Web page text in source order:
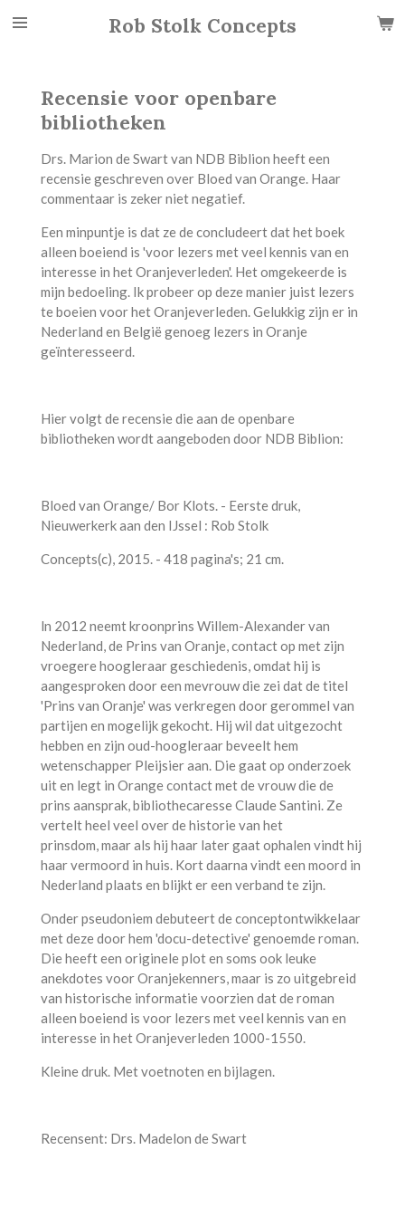
Ga
hoofdinhoud
Rob Stolk Concepts
Recensie voor openbare
bibliotheken
Drs. Marion de Swart van NDB Biblion heeft een
recensie geschreven over Bloed van Orange. Haar
commentaar is zeker niet negatief.
Een minpuntje is dat ze de concludeert dat het boek
alleen boeiend is 'voor lezers met veel kennis van en
interesse in het Oranjeverleden'. Het omgekeerde is
mijn bedoeling. Ik probeer op deze manier juist lezers
te boeien voor het Oranjeverleden. Gelukkig zijn er in
Nederland en België genoeg lezers in Oranje
geïnteresseerd.
Hier volgt de recensie die aan de openbare
bibliotheken wordt aangeboden door NDB Biblion:
Bloed van Orange/ Bor Klots. - Eerste druk,
Nieuwerkerk aan den IJssel : Rob Stolk
Concepts(c), 2015. - 418 pagina's; 21 cm.
ln 2012 neemt kroonprins Willem-Alexander van
Nederland, de Prins van Oranje, contact op met zijn
vroegere hoogleraar geschiedenis, omdat hij is
aangesproken door een mevrouw die zei dat de titel
'Prins van Oranje' was verkregen door gerommel van
partijen en mogelijk gekocht. Hij wil dat uitgezocht
hebben en zijn oud-hoogleraar beveelt hem
wetenschapper Pleijsier aan. Die gaat op onderzoek
uit en legt in Orange contact met de vrouw die de
prins aansprak, bibliothecaresse Claude Santini. Ze
vertelt heel veel over de historie van het
prinsdom, maar als hij haar later gaat ophalen vindt hij
haar vermoord in huis. Kort daarna vindt een moord in
Nederland plaats en blijkt er een verband te zijn.
Onder pseudoniem debuteert de conceptontwikkelaar
met deze door hem 'docu-detective' genoemde roman.
Die heeft een originele plot en soms ook leuke
anekdotes voor Oranjekenners, maar is zo uitgebreid
van historische informatie voorzien dat de roman
alleen boeiend is voor lezers met veel kennis van en
interesse in het Oranjeverleden 1000-1550.
Kleine druk. Met voetnoten en bijlagen.
Recensent: Drs. Madelon de Swart